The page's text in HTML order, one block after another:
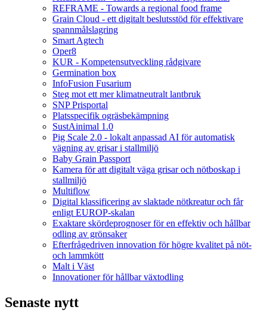
REFRAME - Towards a regional food frame
Grain Cloud - ett digitalt beslutsstöd för effektivare
spannmålslagring
Smart Agtech
Oper8
KUR - Kompetensutveckling rådgivare
Germination box
InfoFusion Fusarium
Steg mot ett mer klimatneutralt lantbruk
SNP Prisportal
Platsspecifik ogräsbekämpning
SustAinimal 1.0
Pig Scale 2.0 - lokalt anpassad AI för automatisk
vägning av grisar i stallmiljö
Baby Grain Passport
Kamera för att digitalt väga grisar och nötboskap i
stallmiljö
Multiflow
Digital klassificering av slaktade nötkreatur och får
enligt EUROP-skalan
Exaktare skördeprognoser för en effektiv och hållbar
odling av grönsaker
Efterfrågedriven innovation för högre kvalitet på nöt-
och lammkött
Malt i Väst
Innovationer för hållbar växtodling
Senaste nytt